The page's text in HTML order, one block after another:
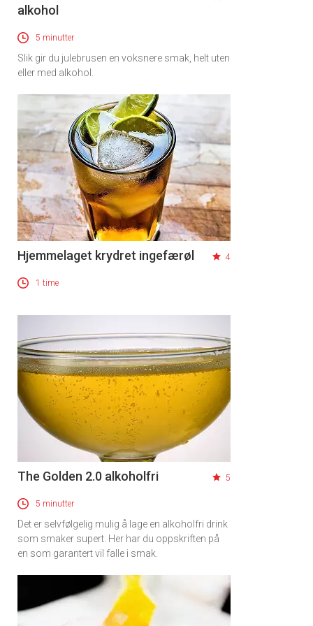
alkohol
5 minutter
Slik gir du julebrusen en voksnere smak, helt uten
eller med alkohol.
Hjemmelaget krydret ingefærøl 4
1 time
The Golden 2.0 alkoholfri 5
5 minutter
Det er selvfølgelig mulig å lage en alkoholfri drink
som smaker supert. Her har du oppskriften på
en som garantert vil falle i smak.